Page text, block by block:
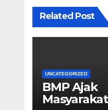
Related Post
UNCATEGORIZED
BMP Ajak